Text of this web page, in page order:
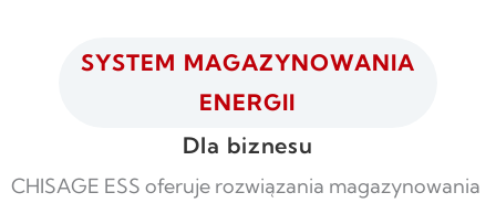
SYSTEM MAGAZYNOWANIA
ENERGII
Dla biznesu
CHISAGE ESS oferuje rozwiązania magazynowania